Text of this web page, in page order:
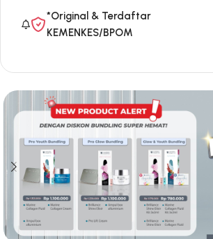
*Original & Terdaftar
KEMENKES/BPOM